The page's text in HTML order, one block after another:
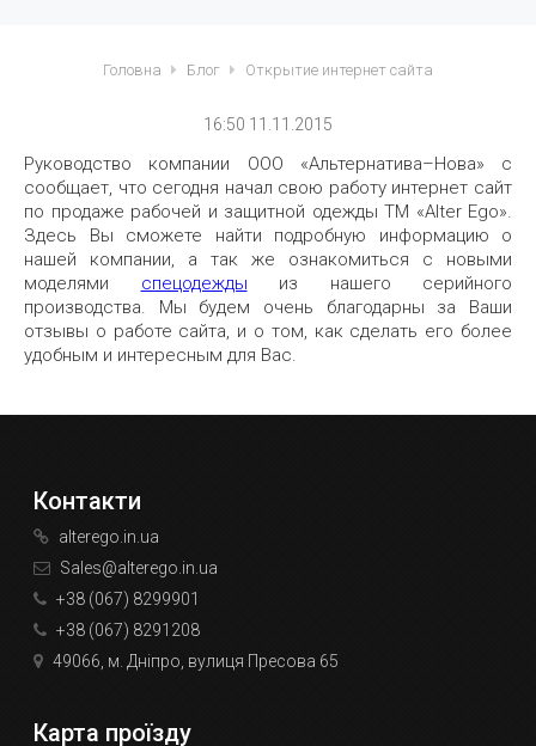
Головна Блог Открытие интернет сайта
16:50 11.11.2015
Руководство компании ООО «Альтернатива–Нова» с
сообщает, что сегодня начал свою работу интернет сайт
по продаже рабочей и защитной одежды ТМ «Alter Ego».
Здесь Вы сможете найти подробную информацию о
нашей компании, а так же ознакомиться с новыми
моделями спецодежды из нашего серийного
производства. Мы будем очень благодарны за Ваши
отзывы о работе сайта, и о том, как сделать его более
удобным и интересным для Вас.
Контакти
alterego.in.ua
Sales@alterego.in.ua
+38 (067) 8299901
+38 (067) 8291208
49066, м. Дніпро, вулиця Пресова 65
Карта проїзду